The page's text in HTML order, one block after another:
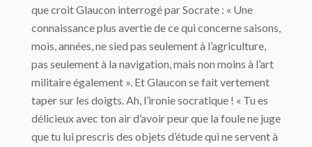
que croit Glaucon interrogé par Socrate : « Une
connaissance plus avertie de ce qui concerne saisons,
mois, années, ne sied pas seulement à l’agriculture,
pas seulement à la navigation, mais non moins à l’art
militaire également ». Et Glaucon se fait vertement
taper sur les doigts. Ah, l’ironie socra­tique ! « Tu es
délicieux avec ton air d’avoir peur que la foule ne juge
que tu lui prescris des objets d’étude qui ne servent à